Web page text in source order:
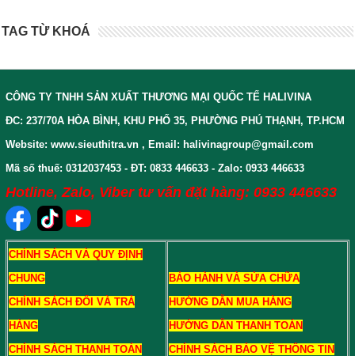
TAG TỪ KHOÁ
CÔNG TY TNHH SẢN XUẤT THƯƠNG MẠI QUỐC TẾ HALIVINA
ĐC: 237/70A HÒA BÌNH, KHU PHỐ 35, PHƯỜNG PHÚ THẠNH, TP.HCM
Website: www.sieuthitra.vn , Email: halivinagroup@gmail.com
Mã số thuế: 0312037453 - ĐT: 0833 446633 - Zalo: 0933 446633
Hotline, Zalo, Viber tư vấn đặt hàng: 0933 446633
CHÍNH SÁCH VÀ QUY ĐỊNH
CHUNG
CHÍNH SÁCH ĐỔI VÀ TRẢ
HÀNG
CHÍNH SÁCH THANH TOÁN
BẢO HÀNH VÀ SỬA CHỮA
HƯỚNG DẪN MUA HÀNG
HƯỚNG DẪN THANH TOÁN
CHÍNH SÁCH BẢO VỆ THÔNG TIN